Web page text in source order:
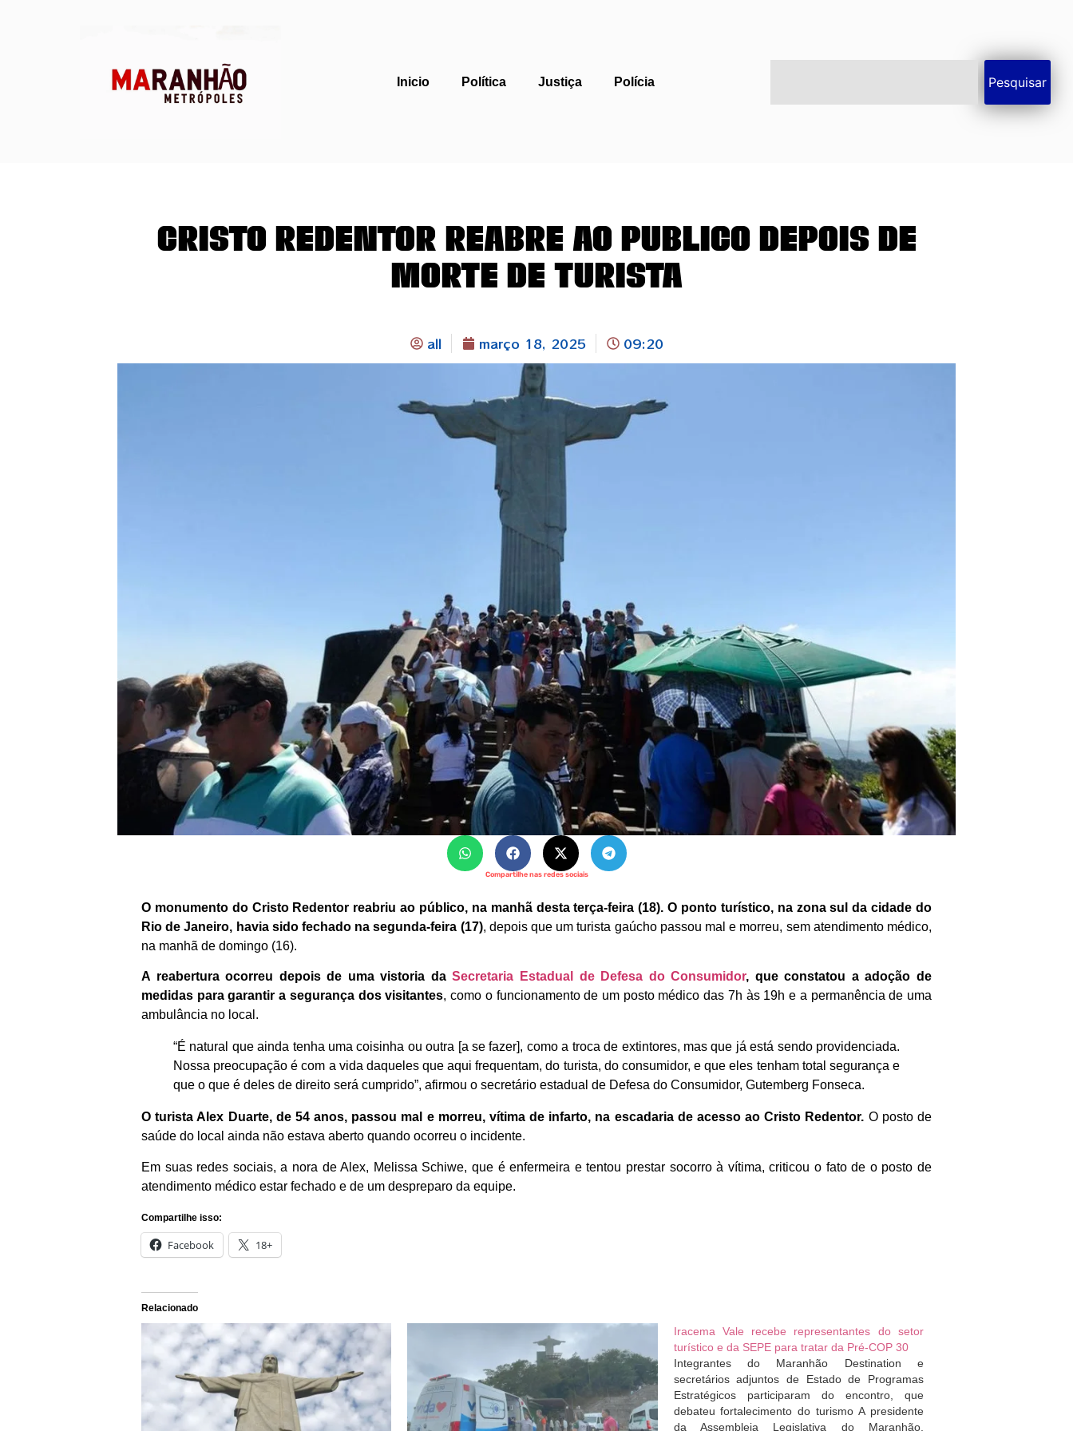
Inicio Política Justiça Polícia Pesquisar
Cristo Redentor reabre ao público depois de
morte de turista
all março 18, 2025 09:20
Compartilhe nas redes sociais
O monumento do Cristo Redentor reabriu ao público, na manhã desta terça-feira (18). O ponto turístico, na zona sul da cidade do
Rio de Janeiro, havia sido fechado na segunda-feira (17), depois que um turista gaúcho passou mal e morreu, sem atendimento médico,
na manhã de domingo (16).
A reabertura ocorreu depois de uma vistoria daSecretaria Estadual de Defesa do Consumidor, que constatou a adoção de
medidas para garantir a segurança dos visitantes, como o funcionamento de um posto médico das 7h às 19h e a permanência de uma
ambulância no local.
“É natural que ainda tenha uma coisinha ou outra [a se fazer], como a troca de extintores, mas que já está sendo providenciada.
Nossa preocupação é com a vida daqueles que aqui frequentam, do turista, do consumidor, e que eles tenham total segurança e
que o que é deles de direito será cumprido”, afirmou o secretário estadual de Defesa do Consumidor, Gutemberg Fonseca.
O turista Alex Duarte, de 54 anos, passou mal e morreu, vítima de infarto, na escadaria de acesso ao Cristo Redentor. O posto de
saúde do local ainda não estava aberto quando ocorreu o incidente.
Em suas redes sociais, a nora de Alex, Melissa Schiwe, que é enfermeira e tentou prestar socorro à vítima, criticou o fato de o posto de
atendimento médico estar fechado e de um despreparo da equipe.
Compartilhe isso:
Facebook 18+
Relacionado
Iracema Vale recebe representantes do setor
turístico e da SEPE para tratar da Pré-COP 30
Integrantes do Maranhão Destination e
secretários adjuntos de Estado de Programas
Estratégicos participaram do encontro, que
debateu fortalecimento do turismo A presidente
da Assembleia Legislativa do Maranhão,